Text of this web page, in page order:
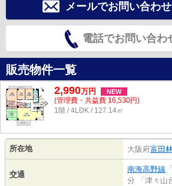
メールでお問い合わ
電話でお問い合わ
販売物件一覧
2,990万円 NEW
(管理費・共益費 16,530円)
1階 / 4LDK / 127.14㎡
所在地 大阪府富田
交通
南海高野線 「
分 「津々山